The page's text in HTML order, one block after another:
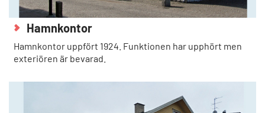
Hamnkontor
Hamnkontor uppfört 1924. Funktionen har upphört men
exteriören är bevarad.